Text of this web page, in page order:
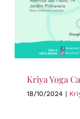
Kriya Yoga
18/10/2024 |